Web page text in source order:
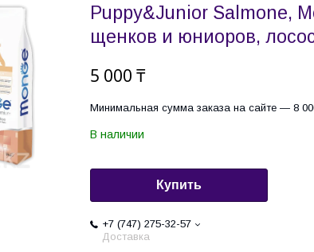
Puppy&Junior Salmone,
щенков и юниоров,
5 000 ₸
Минимальная сумма заказа на сайте — 8
В наличии
Купить
+7 (747) 275-32-57
Доставка